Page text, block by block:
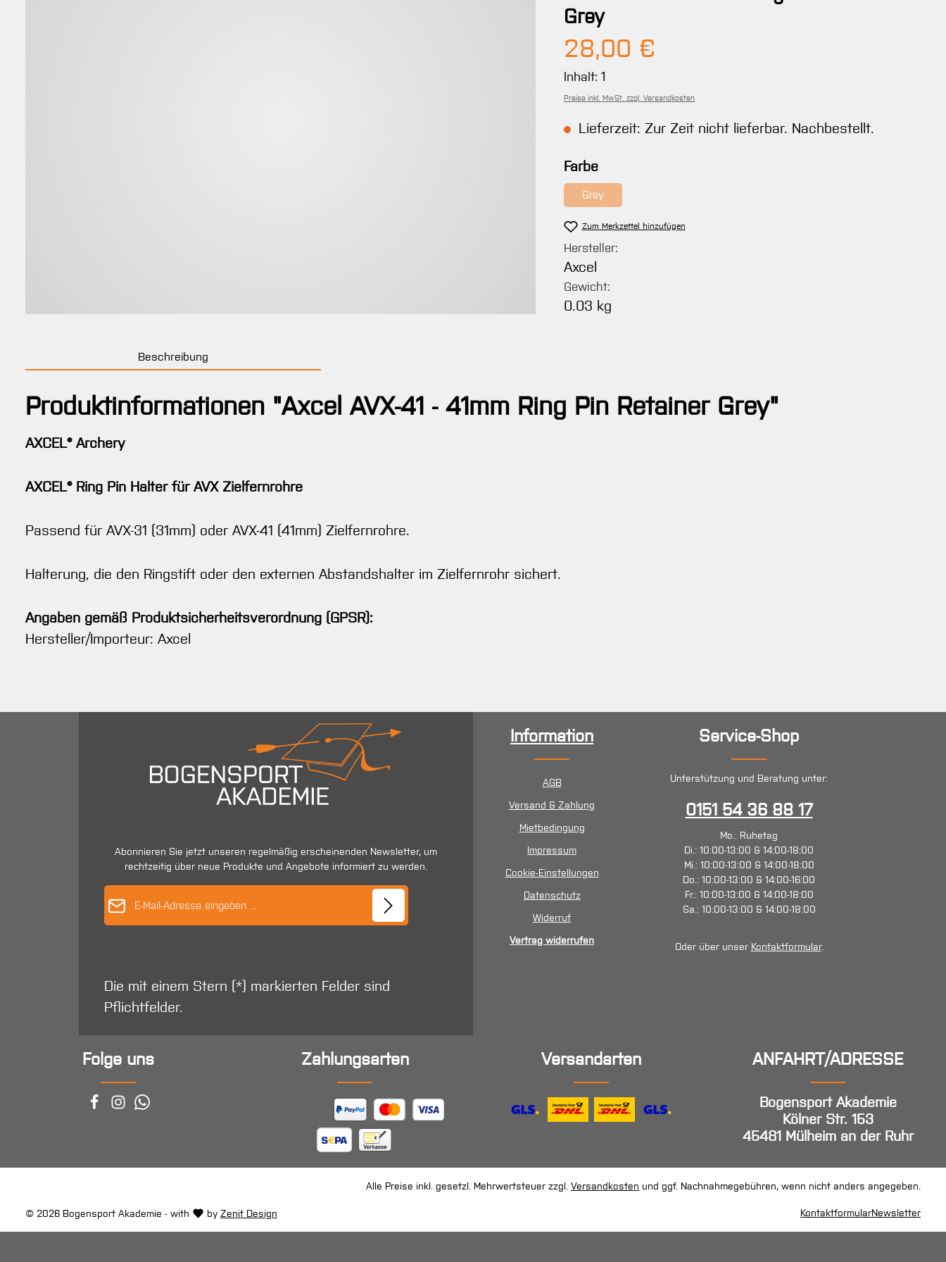
Grey
Regulärer Preis:
28,00 €
Inhalt:1
Preise inkl. MwSt. zzgl. Versandkosten
Lieferzeit: Zur Zeit nicht lieferbar. Nachbestellt.
Farbeauswählen
Grey
(Diese Option ist zurzeit nicht verfügbar.)
Zum Merkzettel hinzufügen
Hersteller:
Axcel
Gewicht:
0.03 kg
Beschreibung
Produktinformationen "Axcel AVX-41 - 41mm Ring Pin Retainer Grey"
AXCEL® Archery
AXCEL® Ring Pin Halter für AVX Zielfernrohre
Passend für AVX-31 (31mm) oder AVX-41 (41mm) Zielfernrohre.
Halterung, die den Ringstift oder den externen Abstandshalter im Zielfernrohr sichert.
Angaben gemäß Produktsicherheitsverordnung (GPSR):
Hersteller/Importeur: Axcel
Abonnieren Sie jetzt unseren regelmäßig erscheinenden Newsletter, um
rechtzeitig über neue Produkte und Angebote informiert zu werden.
Die mit einem Stern (*) markierten Felder sind
Pflichtfelder.
Information
AGB
Versand & Zahlung
Mietbedingung
Impressum
Cookie-Einstellungen
Datenschutz
Widerruf
Vertrag widerrufen
Service-Shop
Unterstützung und Beratung unter:
0151 54 36 88 17
Mo.: Ruhetag
Di.: 10:00-13:00 & 14:00-18:00
Mi.: 10:00-13:00 & 14:00-18:00
Do.: 10:00-13:00 & 14:00-16:00
Fr.: 10:00-13:00 & 14:00-18:00
Sa.: 10:00-13:00 & 14:00-18:00
Oder über unser Kontaktformular.
Folge uns Zahlungsarten Versandarten ANFAHRT/ADRESSE
Bogensport Akademie
Kölner Str. 153
45481 Mülheim an der Ruhr
Alle Preise inkl. gesetzl. Mehrwertsteuer zzgl. Versandkosten und ggf. Nachnahmegebühren, wenn nicht anders angegeben.
© 2026 Bogensport Akademie - with by Zenit Design KontaktformularNewsletter